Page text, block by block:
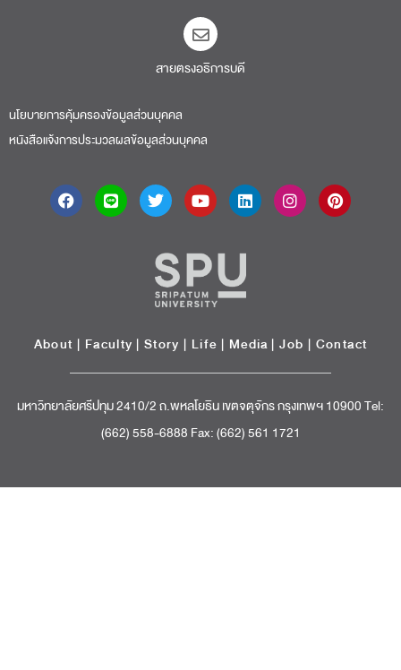
สายตรงอธิการบดี​
นโยบายการคุ้มครองข้อมูลส่วนบุคคล
หนังสือแจ้งการประมวลผลข้อมูลส่วนบุคคล
About | Faculty | Story | Life | Media |Job | Contact
มหาวิทยาลัยศรีปทุม 2410/2 ถ.พหลโยธิน เขตจตุจักร กรุงเทพฯ 10900 Tel:
(662) 558-6888 Fax: (662) 561 1721